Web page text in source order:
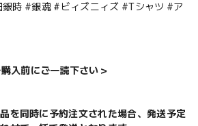
時 #銀魂 #ビィズニィズ #Tシャツ #ア
購入前にご一読下さい＞
を同時に予約注文された場合、発送予定